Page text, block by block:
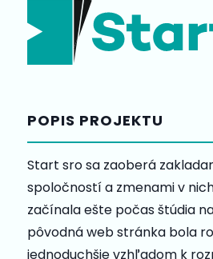
POPIS PROJEKTU
Start sro sa zaoberá
spoločností a zmenami v
začínala ešte počas štúdia
pôvodná web stránka bola
jednoduchšie vzhľadom k